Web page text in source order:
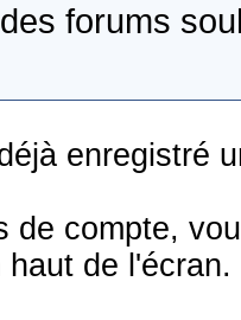
forums
enregistré
de compte,
haut de l'écran.